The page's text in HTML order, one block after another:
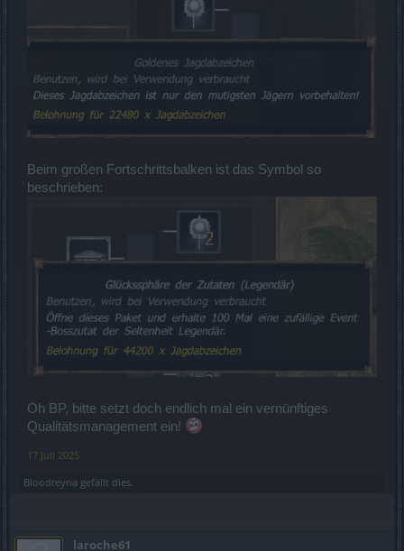
Beim großen Fortschrittsbalken ist das Symbol so
beschrieben:
Oh BP, bitte setzt doch endlich mal ein vernünftiges
Qualitätsmanagement ein!
17 Juli 2025
Bloodreyna gefällt dies.
laroche61